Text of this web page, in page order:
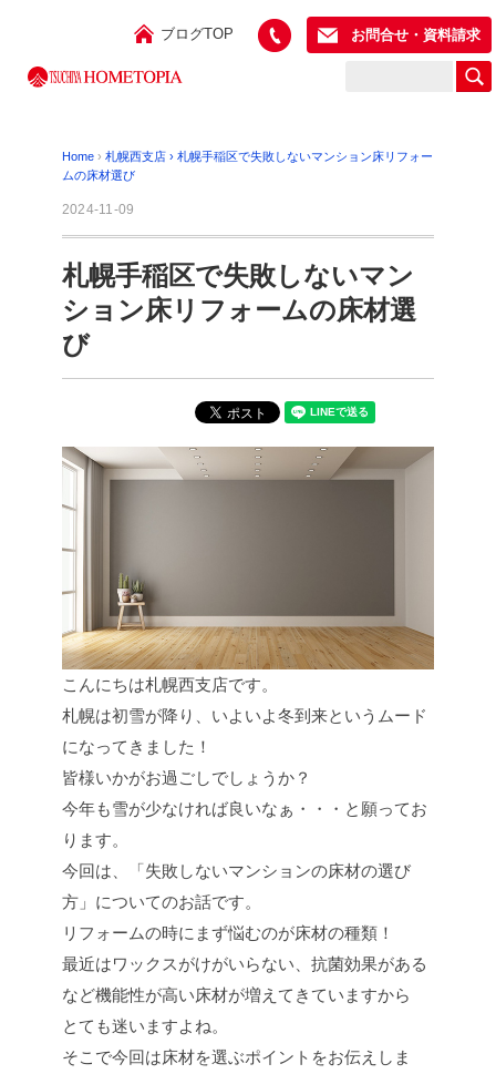
ブログTOP お問合せ・資料請求
Home › 札幌西支店 › 札幌手稲区で失敗しないマンション床リフォー
ムの床材選び
2024-11-09
札幌手稲区で失敗しないマン
ション床リフォームの床材選
び
こんにちは札幌西支店です。
札幌は初雪が降り、いよいよ冬到来というムード
になってきました！
皆様いかがお過ごしでしょうか？
今年も雪が少なければ良いなぁ・・・と願ってお
ります。
今回は、「失敗しないマンションの床材の選び
方」についてのお話です。
リフォームの時にまず悩むのが床材の種類！
最近はワックスがけがいらない、抗菌効果がある
など機能性が高い床材が増えてきていますから
とても迷いますよね。
そこで今回は床材を選ぶポイントをお伝えしま